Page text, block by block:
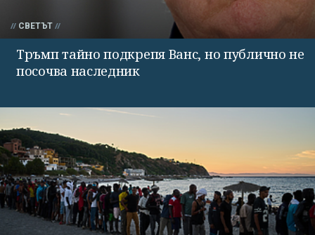
СВЕТЪТ
Тръмп тайно подкрепя Ванс, но публично не
посочва наследник